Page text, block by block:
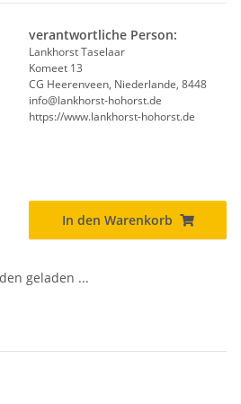
verantwortliche Person:
Lankhorst Taselaar
Komeet 13
CG Heerenveen, Niederlande, 8448
info@lankhorst-hohorst.de
https://www.lankhorst-hohorst.de
In den Warenkorb
geladen ...